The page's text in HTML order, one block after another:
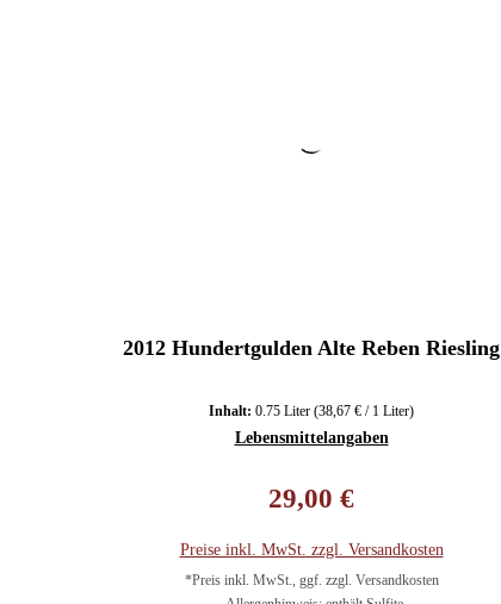
2012 Hundertgulden Alte Reben Riesling
Inhalt: 0.75 Liter (38,67 € / 1 Liter)
Lebensmittelangaben
29,00 €
Preise inkl. MwSt. zzgl. Versandkosten
*Preis inkl. MwSt., ggf. zzgl. Versandkosten